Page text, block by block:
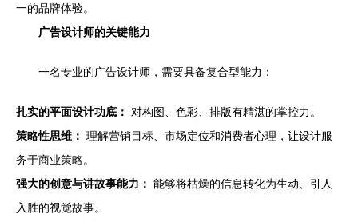
一的品牌体验。
广告设计师的关键能力
一名专业的广告设计师，需要具备复合型能力：
扎实的平面设计功底：
对构图、色彩、排版有精湛的掌控力。
策略性思维： 理解营销目标、市场定位和消费者心理，让设计服
务于商业策略。
强大的创意与讲故事能力： 能够将枯燥的信息转化为生动、引人
入胜的视觉故事。